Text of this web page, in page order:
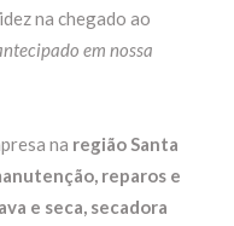
na chegado ao
em nossa
na região Santa
reparos e
e seca, secadora